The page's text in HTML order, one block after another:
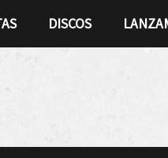
DISCOS